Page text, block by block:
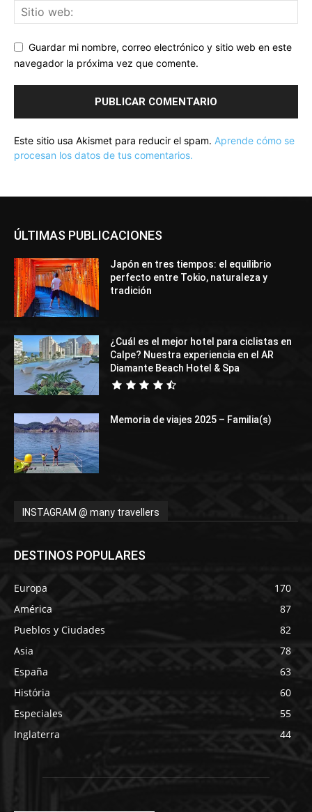
Guardar mi nombre, correo electrónico y sitio web en este
navegador la próxima vez que comente.
Este sitio usa Akismet para reducir el spam. Aprende cómo se
procesan los datos de tus comentarios.
ÚLTIMAS PUBLICACIONES
Japón en tres tiempos: el equilibrio
perfecto entre Tokio, naturaleza y
tradición
¿Cuál es el mejor hotel para ciclistas en
Calpe? Nuestra experiencia en el AR
Diamante Beach Hotel & Spa
Memoria de viajes 2025 – Familia(s)
INSTAGRAM @ many travellers
DESTINOS POPULARES
Europa
170
América
87
Pueblos y Ciudades
82
Asia
78
España
63
História
60
Especiales
55
Inglaterra
44